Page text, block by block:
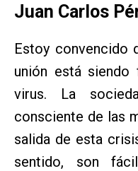
Juan Carlos
Estoy convencido
unión está siendo
virus. La
consciente de las
salida de esta
sentido, son